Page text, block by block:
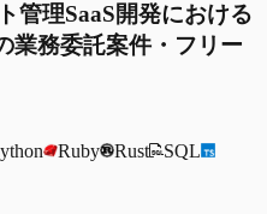
管理SaaS開発における
業務委託案件・フリー
Ruby Rust
SQL